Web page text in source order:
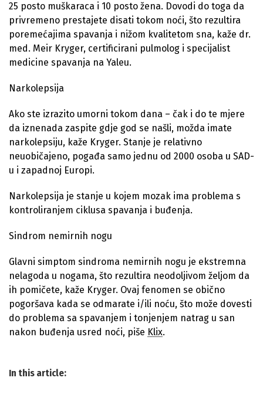
25 posto muškaraca i 10 posto žena. Dovodi do toga da
privremeno prestajete disati tokom noći, što rezultira
poremećajima spavanja i nižom kvalitetom sna, kaže dr.
med. Meir Kryger, certificirani pulmolog i specijalist
medicine spavanja na Yaleu.
Narkolepsija
Ako ste izrazito umorni tokom dana – čak i do te mjere
da iznenada zaspite gdje god se našli, možda imate
narkolepsiju, kaže Kryger. Stanje je relativno
neuobičajeno, pogađa samo jednu od 2000 osoba u SAD-
u i zapadnoj Europi.
Narkolepsija je stanje u kojem mozak ima problema s
kontroliranjem ciklusa spavanja i buđenja.
Sindrom nemirnih nogu
Glavni simptom sindroma nemirnih nogu je ekstremna
nelagoda u nogama, što rezultira neodoljivom željom da
ih pomičete, kaže Kryger. Ovaj fenomen se obično
pogoršava kada se odmarate i/ili noću, što može dovesti
do problema sa spavanjem i tonjenjem natrag u san
nakon buđenja usred noći, piše Klix.
In this article: